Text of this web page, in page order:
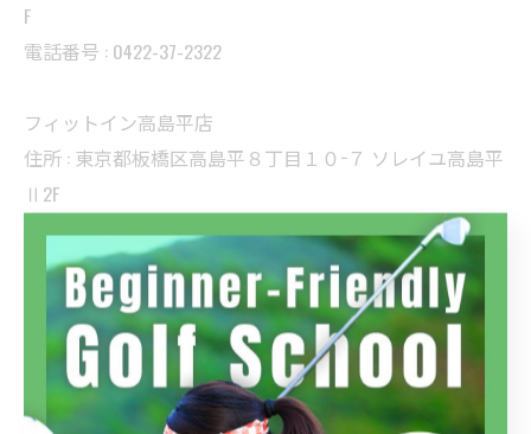
F
電話番号 : 0422-37-2322
フィットイン高島平店
住所 : 東京都板橋区高島平８丁目１０−７ ソレイユ高島平
Ⅱ2F
電話番号 : 03-5399-7022
フィットイン四谷店
住所 : 東京都新宿区四谷２丁目１１ アシストビル3F
電話番号 : 03-5366-0022